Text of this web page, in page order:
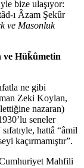
bize ulaşıyor:
ı Âzam Şekûr
ve Masonluk
Hük̃ûmetin
ne gibi
Zeki Koylan,
nazaran)
seneler
hattâ “âmil
kaçırmamıştır”.
Cumhuriyet Mahfili